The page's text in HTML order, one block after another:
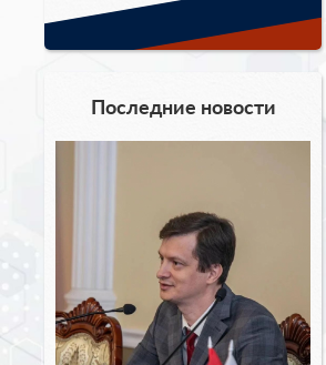
Последние новости